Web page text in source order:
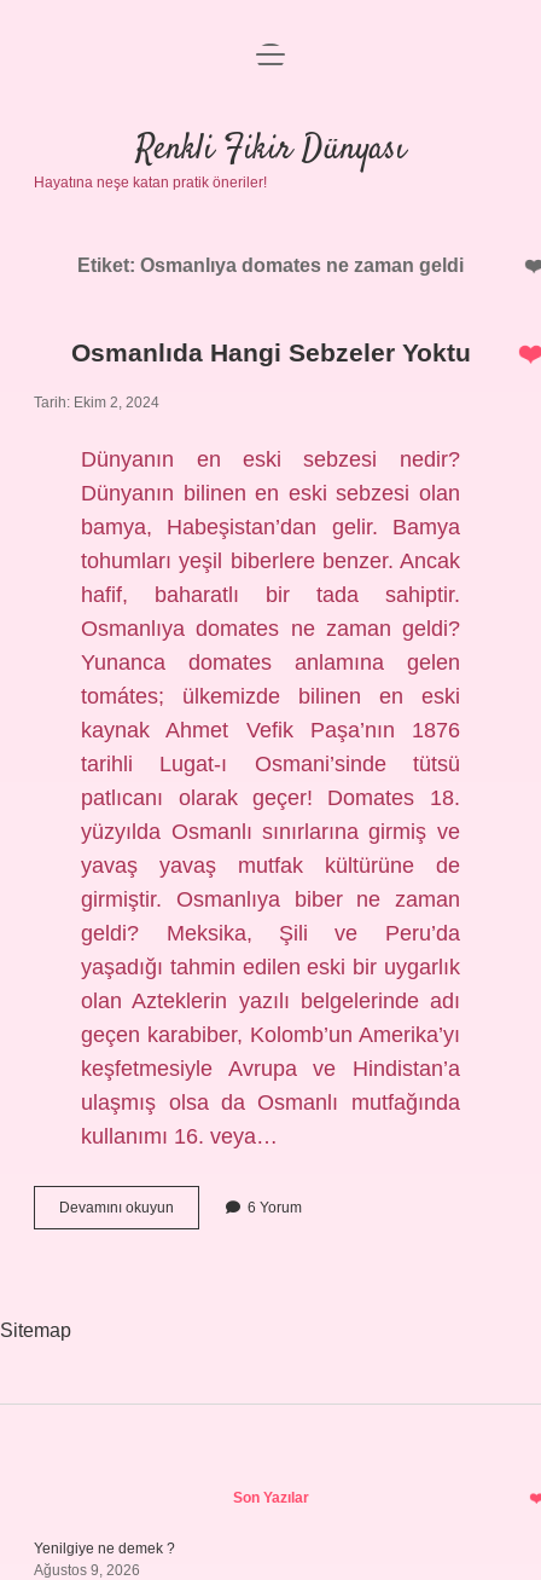
Anasayfa
Gizlilik Politikası
Yasal Uyarı
menüyü
Renkli Fikir Dünyası
Hayatına neşe katan pratik öneriler!
Etiket: Osmanlıya domates ne zaman geldi
Osmanlıda Hangi Sebzeler Yoktu
Tarih: Ekim 2, 2024
Dünyanın en eski sebzesi nedir?
Dünyanın bilinen en eski sebzesi olan
bamya, Habeşistan’dan gelir. Bamya
tohumları yeşil biberlere benzer. Ancak
hafif, baharatlı bir tada sahiptir.
Osmanlıya domates ne zaman geldi?
Yunanca domates anlamına gelen
tomátes; ülkemizde bilinen en eski
kaynak Ahmet Vefik Paşa’nın 1876
tarihli Lugat-ı Osmani’sinde tütsü
patlıcanı olarak geçer! Domates 18.
yüzyılda Osmanlı sınırlarına girmiş ve
yavaş yavaş mutfak kültürüne de
girmiştir. Osmanlıya biber ne zaman
geldi? Meksika, Şili ve Peru’da
yaşadığı tahmin edilen eski bir uygarlık
olan Azteklerin yazılı belgelerinde adı
geçen karabiber, Kolomb’un Amerika’yı
keşfetmesiyle Avrupa ve Hindistan’a
ulaşmış olsa da Osmanlı mutfağında
kullanımı 16. veya…
Devamını okuyun Osmanlıda
Hangi
6 Yorum
Sitemap
Son Yazılar
Yenilgiye ne demek ?
Ağustos 9, 2026